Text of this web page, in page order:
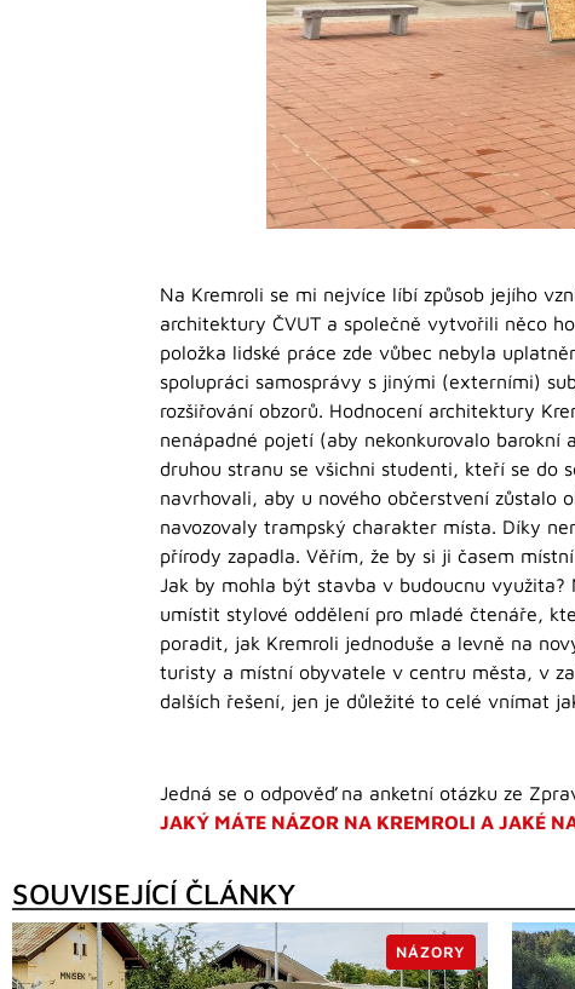
Na Kremroli se mi nejvíce líbí způsob jejího
architektury ČVUT a společně vytvořili něco
položka lidské práce zde vůbec nebyla
spolupráci samosprávy s jinými (externími)
rozšiřování obzorů. Hodnocení architektury
nenápadné pojetí (aby nekonkurovalo
druhou stranu se všichni studenti, kteří se do
navrhovali, aby u nového občerstvení zůstalo
navozovaly trampský charakter místa. Díky
přírody zapadla. Věřím, že by si ji časem
Jak by mohla být stavba v budoucnu
umístit stylové oddělení pro mladé čtenáře,
poradit, jak Kremroli jednoduše a levně na
turisty a místní obyvatele v centru města, v
dalších řešení, jen je důležité to celé vnímat
Jedná se o odpověď na anketní otázku ze
JAKÝ MÁTE NÁZOR NA KREMROLI A JAKÉ
SOUVISEJÍCÍ ČLÁNKY
NÁZORY